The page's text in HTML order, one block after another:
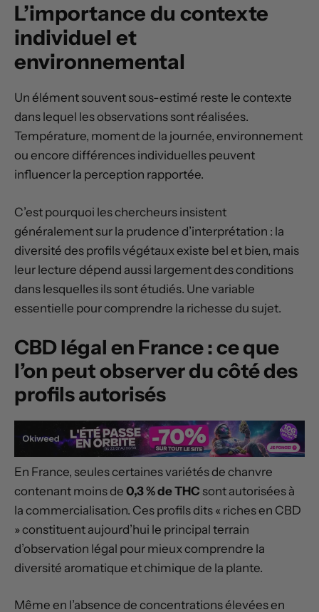
L’importance du contexte
individuel et
environnemental
Un élément souvent sous-estimé reste le contexte
dans lequel les observations sont réalisées.
Température, moment de la journée, environnement
ou encore différences individuelles peuvent
influencer la perception rapportée.
C’est pourquoi les chercheurs insistent
généralement sur la prudence d’interprétation : la
diversité des profils végétaux existe bel et bien, mais
leur lecture dépend aussi largement des conditions
dans lesquelles ils sont étudiés. Une variable
essentielle pour comprendre la richesse du sujet.
CBD légal en France : ce que
l’on peut observer du côté des
profils autorisés
En France, seules certaines variétés de chanvre
contenant moins de 0,3 % de THC sont autorisées à
la commercialisation. Ces profils dits « riches en CBD
» constituent aujourd’hui le principal terrain
d’observation légal pour mieux comprendre la
diversité aromatique et chimique de la plante.
Même en l’absence de concentrations élevées en